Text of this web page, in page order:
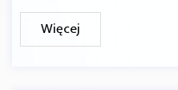
Więcej